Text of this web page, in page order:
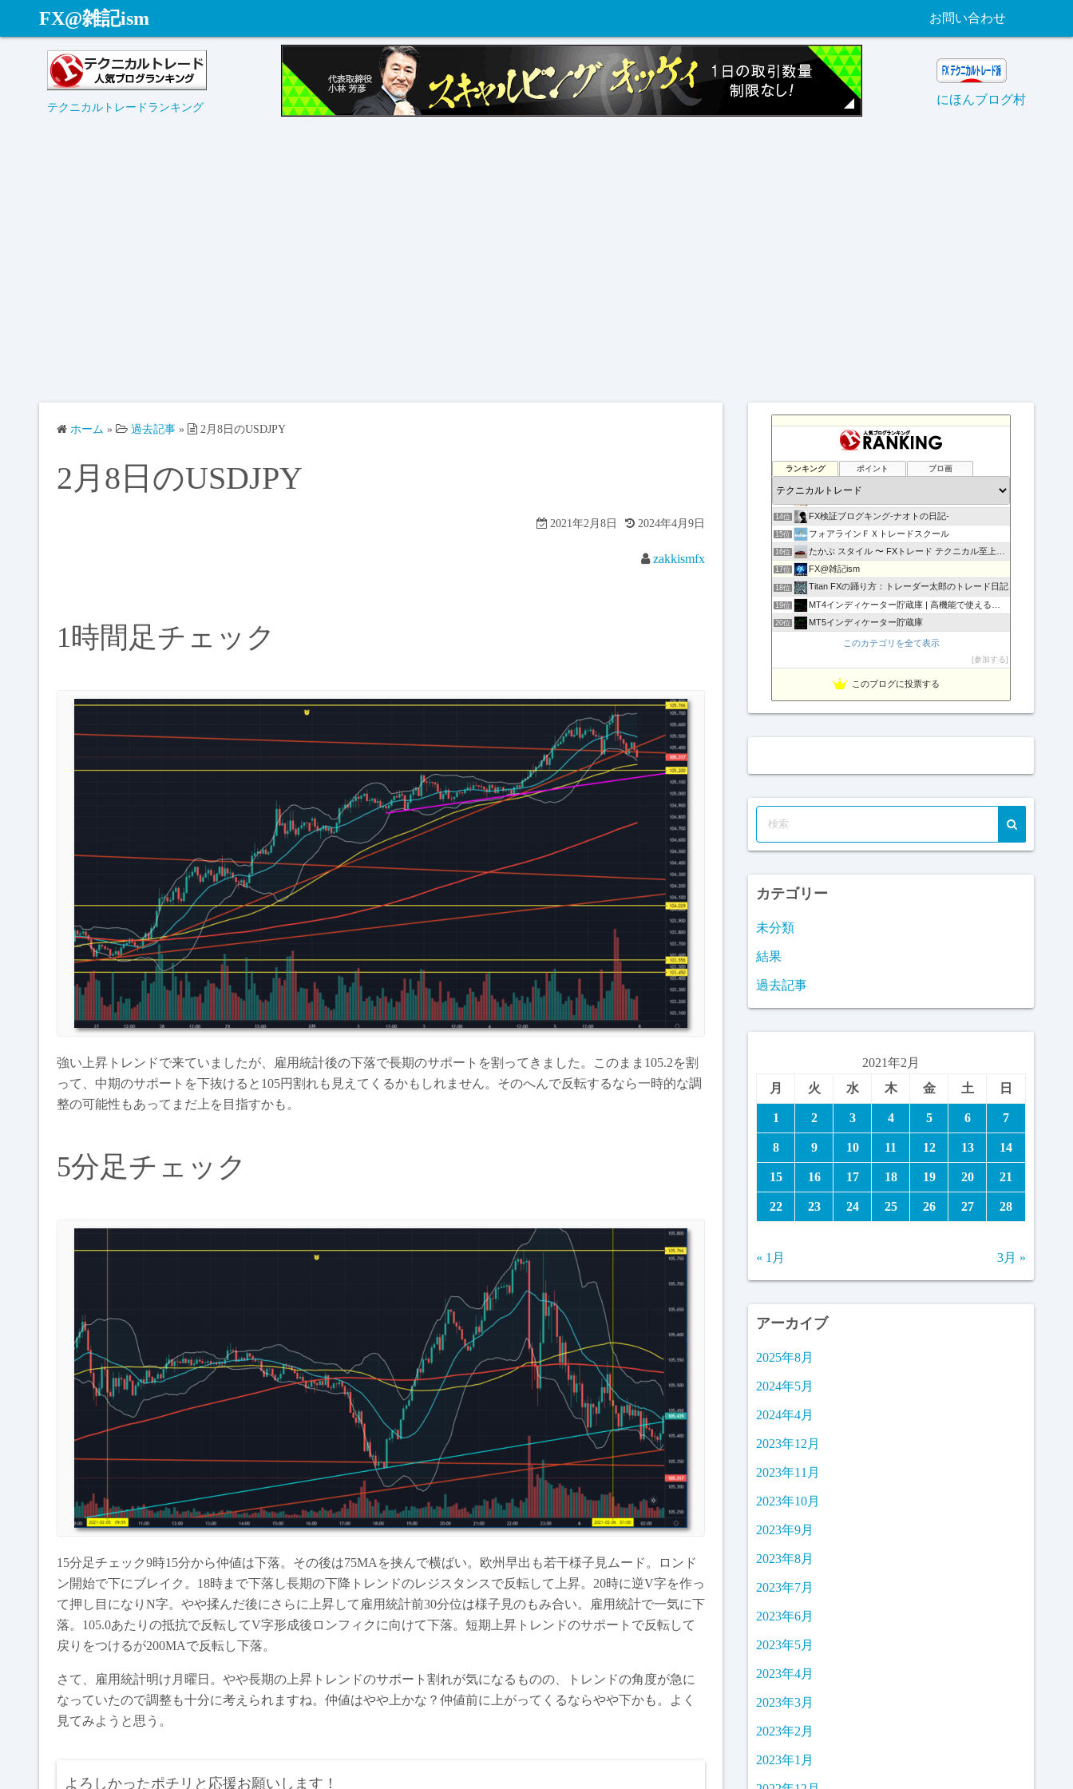
FX@雑記ism お問い合わせ
テクニカルトレードランキング
にほんブログ村
ホーム » 過去記事 » 2月8日のUSDJPY
2月8日のUSDJPY
2021年2月8日 2024年4月9日
zakkismfx
1時間足チェック
強い上昇トレンドで来ていましたが、雇用統計後の下落で長期のサポートを割ってきました。このまま105.2を割
って、中期のサポートを下抜けると105円割れも見えてくるかもしれません。そのへんで反転するなら一時的な調
整の可能性もあってまだ上を目指すかも。
5分足チェック
15分足チェック9時15分から仲値は下落。その後は75MAを挟んで横ばい。欧州早出も若干様子見ムード。ロンド
ン開始で下にブレイク。18時まで下落し長期の下降トレンドのレジスタンスで反転して上昇。20時に逆V字を作っ
て押し目になりN字。やや揉んだ後にさらに上昇して雇用統計前30分位は様子見のもみ合い。雇用統計で一気に下
落。105.0あたりの抵抗で反転してV字形成後ロンフィクに向けて下落。短期上昇トレンドのサポートで反転して
戻りをつけるが200MAで反転し下落。
さて、雇用統計明け月曜日。やや長期の上昇トレンドのサポート割れが気になるものの、トレンドの角度が急に
なっていたので調整も十分に考えられますね。仲値はやや上かな？仲値前に上がってくるならやや下かも。よく
見てみようと思う。
よろしかったポチリと応援お願いします！
ランキング ポイント ブロ画
負けない！無料「Immortal_EA」究極システムトレード
11位 テクニカル分析
現役サラリーマンの副業FX/デイトレーダーの収支報告ブログ
14位 FX検証ブログキング-ナオトの日記-
15位 フォアラインＦＸトレードスクール
16位 たかぶ スタイル 〜 FXトレード テクニカル至上主義！
17位 FX@雑記ism
18位 Titan FXの踊り方：トレーダー太郎のトレード日記
19位 MT4インディケーター貯蔵庫 | 高機能で使えるインジをご…
20位 MT5インディケーター貯蔵庫
相場の天底をピンポイントでズバリ！
豪ドル好きな店主のFXマニア＄的な不定記
このカテゴリを全て表示
参加する
このブログに投票する
カテゴリー
未分類
結果
過去記事
2021年2月
月
火 水 木 金 土 日
1 2 3 4 5 6 7
8 9 10 11 12 13 14
15 16 17 18 19 20 21
22 23 24 25 26 27 28
« 1月 3月 »
アーカイブ
2025年8月
2024年5月
2024年4月
2023年12月
2023年11月
2023年10月
2023年9月
2023年8月
2023年7月
2023年6月
2023年5月
2023年4月
2023年3月
2023年2月
2023年1月